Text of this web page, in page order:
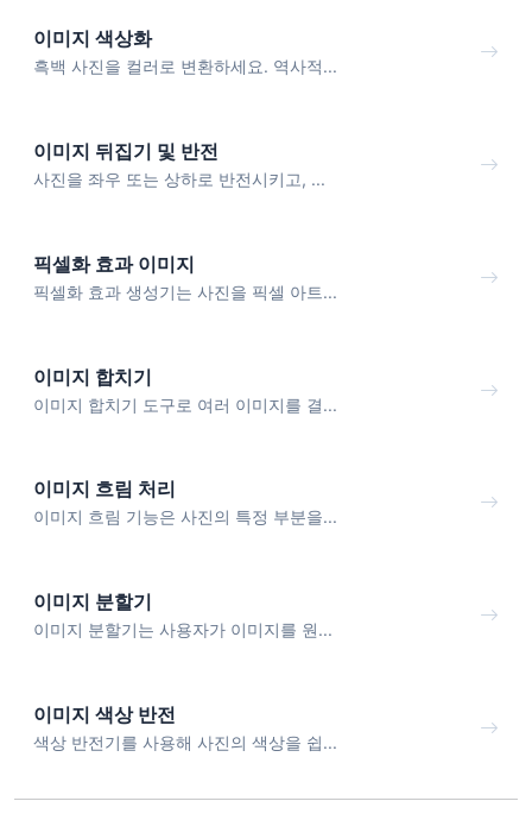
이미지 색상화
흑백 사진을 컬러로 변환하세요. 역사적...
이미지 뒤집기 및 반전
사진을 좌우 또는 상하로 반전시키고, ...
픽셀화 효과 이미지
픽셀화 효과 생성기는 사진을 픽셀 아트...
이미지 합치기
이미지 합치기 도구로 여러 이미지를 결...
이미지 흐림 처리
이미지 흐림 기능은 사진의 특정 부분을...
이미지 분할기
이미지 분할기는 사용자가 이미지를 원...
이미지 색상 반전
색상 반전기를 사용해 사진의 색상을 쉽...